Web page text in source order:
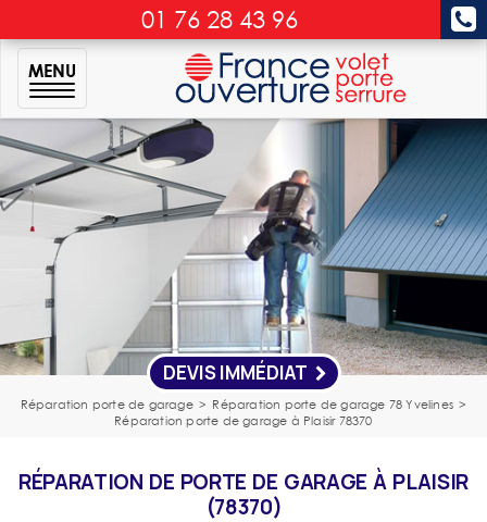
01 76 28 43 96
MENU
DEVIS IMMÉDIAT
Réparation porte de garage > Réparation porte de garage 78 Yvelines >
Réparation porte de garage à Plaisir 78370
RÉPARATION DE PORTE DE GARAGE À PLAISIR
(78370)